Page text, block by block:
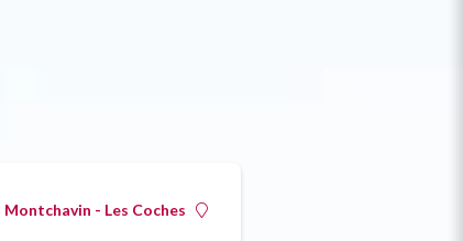
Montchavin - Les Coches